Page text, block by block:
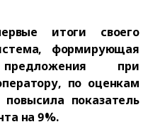
итоги своего
формирующая
предложения при
по оценкам
показатель
на 9%.